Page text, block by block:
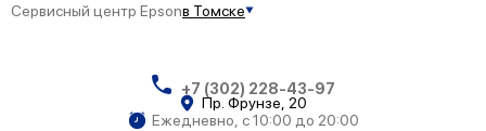
Сервисный центр Epsonв Томске
+7 (302) 228-43-97
Пр. Фрунзе, 20
Ежедневно, с 10:00 до 20:00